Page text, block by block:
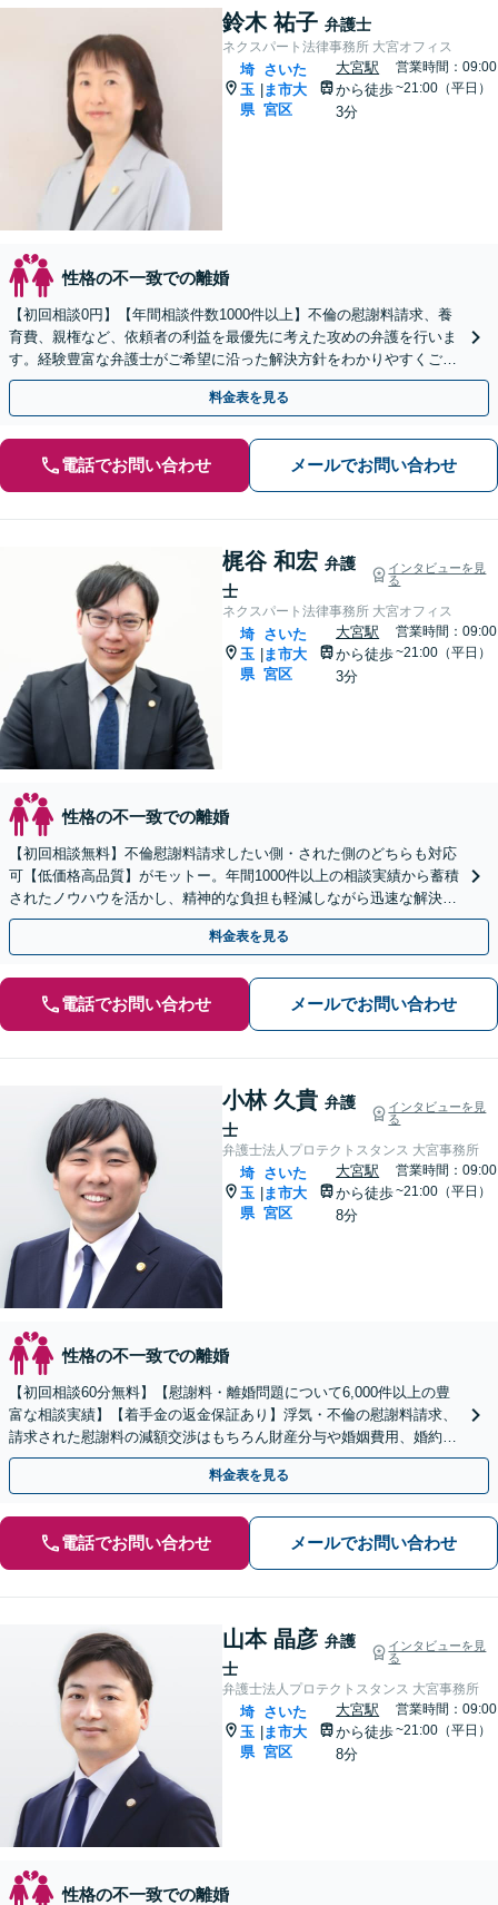
鈴木 祐子 弁護士
ネクスパート法律事務所 大宮オフィス
埼
玉
県
さいた
ま市大
宮区
大宮駅
から徒歩
3分
営業時間：09:00
~21:00（平日）
性格の不一致での離婚
【初回相談0円】【年間相談件数1000件以上】不倫の慰謝料請求、養
育費、親権など、依頼者の利益を最優先に考えた攻めの弁護を行いま
す。経験豊富な弁護士がご希望に沿った解決方針をわかりやすくご提
案します。お気軽にお問合せ下さい。
料金表を見る
電話でお問い合わせ メールでお問い合わせ
梶谷 和宏 弁護
士
インタビューを見
る
ネクスパート法律事務所 大宮オフィス
埼
玉
県
さいた
ま市大
宮区
大宮駅
から徒歩
3分
営業時間：09:00
~21:00（平日）
性格の不一致での離婚
【初回相談無料】不倫慰謝料請求したい側・された側のどちらも対応
可【低価格高品質】がモットー。年間1000件以上の相談実績から蓄積
されたノウハウを活かし、精神的な負担も軽減しながら迅速な解決を
目指します。【休日・夜間相談あり】【ビデオ面談可】
料金表を見る
電話でお問い合わせ メールでお問い合わせ
小林 久貴 弁護
士
インタビューを見
る
弁護士法人プロテクトスタンス 大宮事務所
埼
玉
県
さいた
ま市大
宮区
大宮駅
から徒歩
8分
営業時間：09:00
~21:00（平日）
性格の不一致での離婚
【初回相談60分無料】【慰謝料・離婚問題について6,000件以上の豊
富な相談実績】【着手金の返金保証あり】浮気・不倫の慰謝料請求、
請求された慰謝料の減額交渉はもちろん財産分与や婚姻費用、婚約破
棄など様々な離婚・男女問題の解決実績が豊富です。
料金表を見る
電話でお問い合わせ メールでお問い合わせ
山本 晶彦 弁護
士
インタビューを見
る
弁護士法人プロテクトスタンス 大宮事務所
埼
玉
県
さいた
ま市大
宮区
大宮駅
から徒歩
8分
営業時間：09:00
~21:00（平日）
性格の不一致での離婚